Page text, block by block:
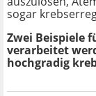
sogar
Zwei Beispiele
verarbeitet
hochgradig